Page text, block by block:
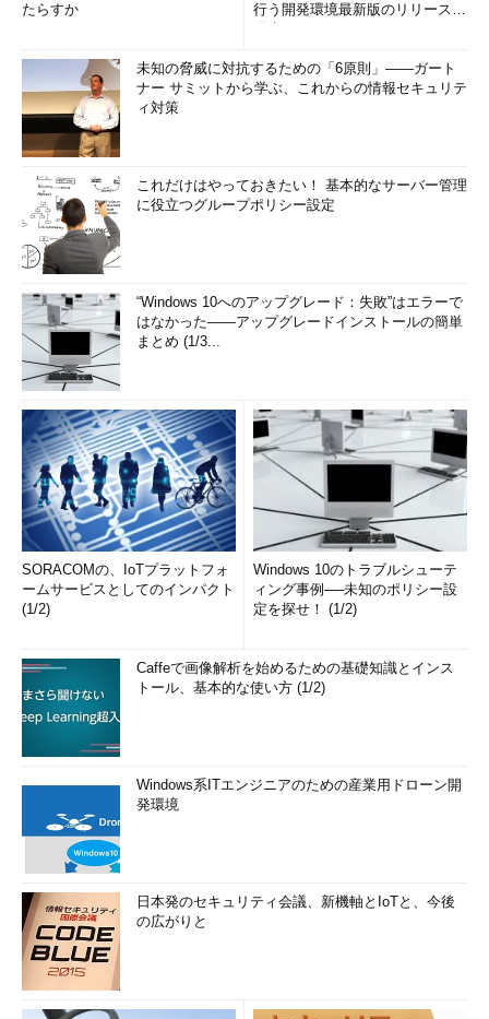
たらすか
行う開発環境最新版のリリースを
未知の脅威に対抗するための「6原則」――ガート
ナー サミットから学ぶ、これからの情報セキュリテ
ィ対策
これだけはやっておきたい！ 基本的なサーバー管理
に役立つグループポリシー設定
“Windows 10へのアップグレード：失敗”はエラーで
はなかった――アップグレードインストールの簡単
まとめ (1/3...
SORACOMの、IoTプラットフォ
ームサービスとしてのインパクト
(1/2)
Windows 10のトラブルシューテ
ィング事例──未知のポリシー設
定を探せ！ (1/2)
Caffeで画像解析を始めるための基礎知識とインス
トール、基本的な使い方 (1/2)
Windows系ITエンジニアのための産業用ドローン開
発環境
日本発のセキュリティ会議、新機軸とIoTと、今後
の広がりと